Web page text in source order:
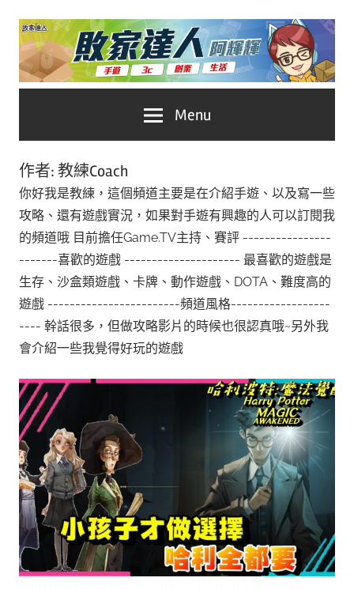
Skip
content
家
達
人
推
薦
No.1
遊
戲
科
技
自
媒
體。
Menu
作者: 教練Coach
你好我是教練，這個頻道主要是在介紹手遊、以及寫一些
攻略、還有遊戲實況，如果對手遊有興趣的人可以訂閱我
的頻道哦 目前擔任Game.TV主持、賽評 ----------------
-------喜歡的遊戲 --------------------- 最喜歡的遊戲是
生存、沙盒類遊戲、卡牌、動作遊戲、DOTA、難度高的
遊戲 ------------------------頻道風格------------------
---- 幹話很多，但做攻略影片的時候也很認真哦~另外我
會介紹一些我覺得好玩的遊戲